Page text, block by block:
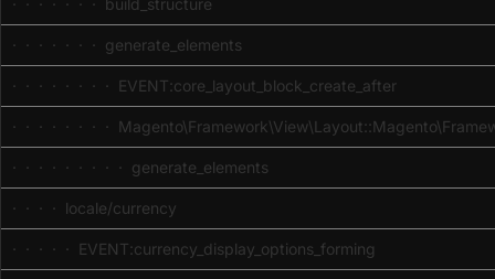
· · · · · · · build_structure
· · · · · · · generate_elements
· · · · · · · · EVENT:core_layout_block_create_after
· · · · · · · ·
· · · · · · · · · generate_elements
· · · · locale/currency
· · · · · EVENT:currency_display_options_forming